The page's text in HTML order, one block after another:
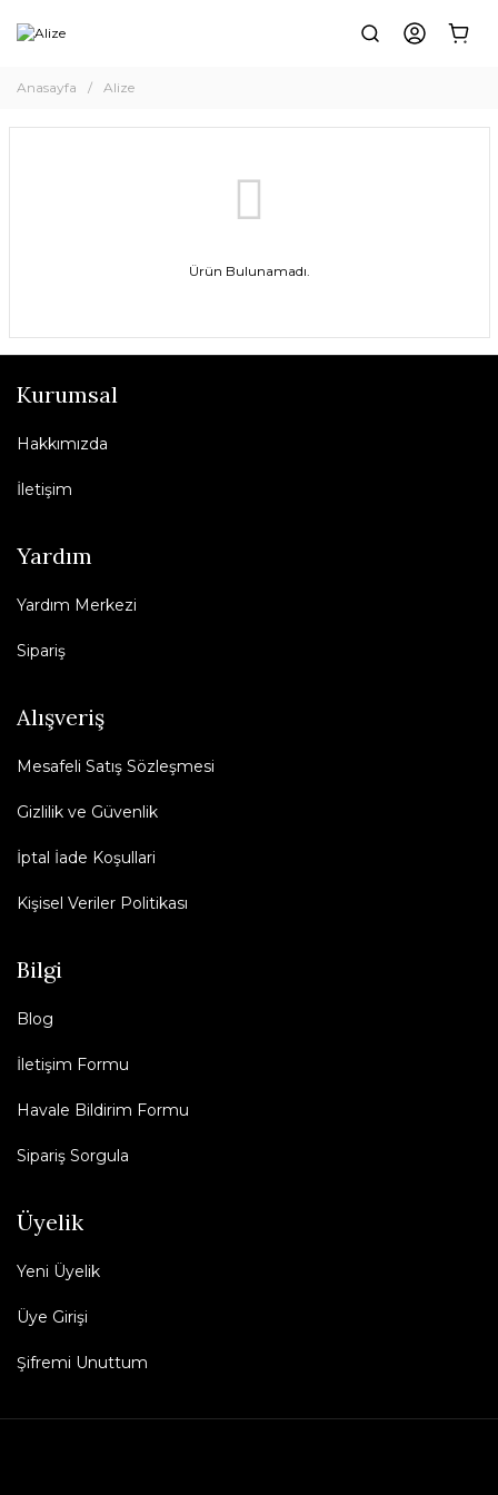
Anasayfa Alize
Ürün Bulunamadı.
Kurumsal
Hakkımızda
İletişim
Yardım
Yardım Merkezi
Sipariş
Alışveriş
Mesafeli Satış Sözleşmesi
Gizlilik ve Güvenlik
İptal İade Koşullari
Kişisel Veriler Politikası
Bilgi
Blog
İletişim Formu
Havale Bildirim Formu
Sipariş Sorgula
Üyelik
Yeni Üyelik
Üye Girişi
Şifremi Unuttum